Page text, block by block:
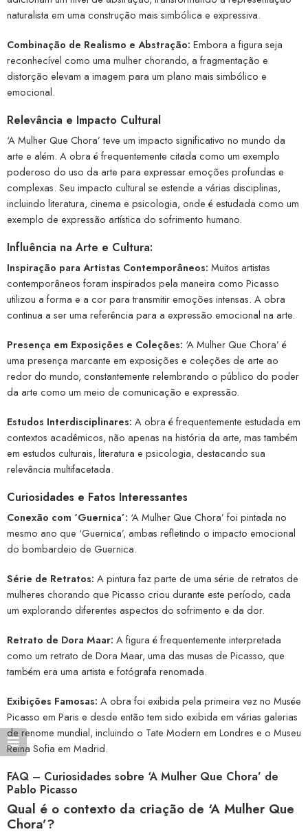
naturalista em uma construção mais simbólica e expressiva.
Combinação de Realismo e Abstração: Embora a figura seja
reconhecível como uma mulher chorando, a fragmentação e
distorção elevam a imagem para um plano mais simbólico e
emocional.
Relevância e Impacto Cultural
‘A Mulher Que Chora’ teve um impacto significativo no mundo da
arte e além. A obra é frequentemente citada como um exemplo
poderoso do uso da arte para expressar emoções profundas e
complexas. Seu impacto cultural se estende a várias disciplinas,
incluindo literatura, cinema e psicologia, onde é estudada como um
exemplo de expressão artística do sofrimento humano.
Influência na Arte e Cultura:
Inspiração para Artistas Contemporâneos: Muitos artistas
contemporâneos foram inspirados pela maneira como Picasso
utilizou a forma e a cor para transmitir emoções intensas. A obra
continua a ser uma referência para a expressão emocional na arte.
Presença em Exposições e Coleções: ‘A Mulher Que Chora’ é
uma presença marcante em exposições e coleções de arte ao
redor do mundo, constantemente relembrando o público do poder
da arte como um meio de comunicação e expressão.
Estudos Interdisciplinares: A obra é frequentemente estudada em
contextos acadêmicos, não apenas na história da arte, mas também
em estudos culturais, literatura e psicologia, destacando sua
relevância multifacetada.
Curiosidades e Fatos Interessantes
Conexão com ‘Guernica’: ‘A Mulher Que Chora’ foi pintada no
mesmo ano que ‘Guernica’, ambas refletindo o impacto emocional
do bombardeio de Guernica.
Série de Retratos: A pintura faz parte de uma série de retratos de
mulheres chorando que Picasso criou durante este período, cada
um explorando diferentes aspectos do sofrimento e da dor.
Retrato de Dora Maar: A figura é frequentemente interpretada
como um retrato de Dora Maar, uma das musas de Picasso, que
também era uma artista e fotógrafa renomada.
Exibições Famosas: A obra foi exibida pela primeira vez no Musée
Picasso em Paris e desde então tem sido exibida em várias galerias
de renome mundial, incluindo o Tate Modern em Londres e o Museu
Reina Sofia em Madrid.
FAQ – Curiosidades sobre ‘A Mulher Que Chora’ de
Pablo Picasso
Qual é o contexto da criação de ‘A Mulher Que
Chora’?